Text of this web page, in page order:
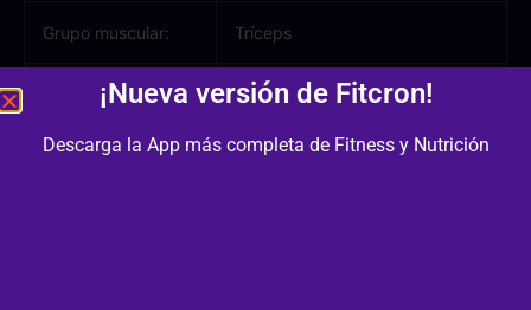
Grupo muscular: Tríceps
Músculos
Tríceps, Antebrazo
¡Nueva versión de Fitcron!
Descarga la App más completa de Fitness y Nutrición